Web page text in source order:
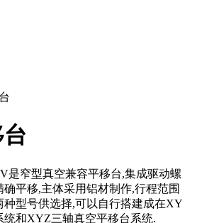
是窄型真空兼容平移台,集成驱动螺
平移,主体采用铝材制作,行程范围
种型号供选择,可以自行搭建成在XY
统和XYZ三轴真空平移台系统.